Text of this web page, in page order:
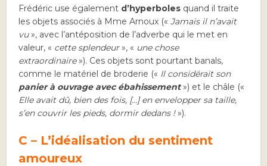
Frédéric use également d’hyperboles quand il traite
les objets associés à Mme Arnoux («Jamais il n’avait
vu», avec l’antéposition de l’adverbe qui le met en
valeur, « cette splendeur», « une chose
extraordinaire»). Ces objets sont pourtant banals,
comme le matériel de broderie (« Il considérait son
panier à ouvrage avec ébahissement») et le châle («
Elle avait dû, bien des fois, […]en envelopper sa taille,
s’en couvrir les pieds, dormir dedans !»).
C – L’idéalisation du sentiment
amoureux